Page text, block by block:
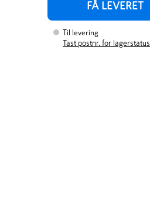
FÅ LEVERET
Til levering
Tast postnr. for lagerstatus